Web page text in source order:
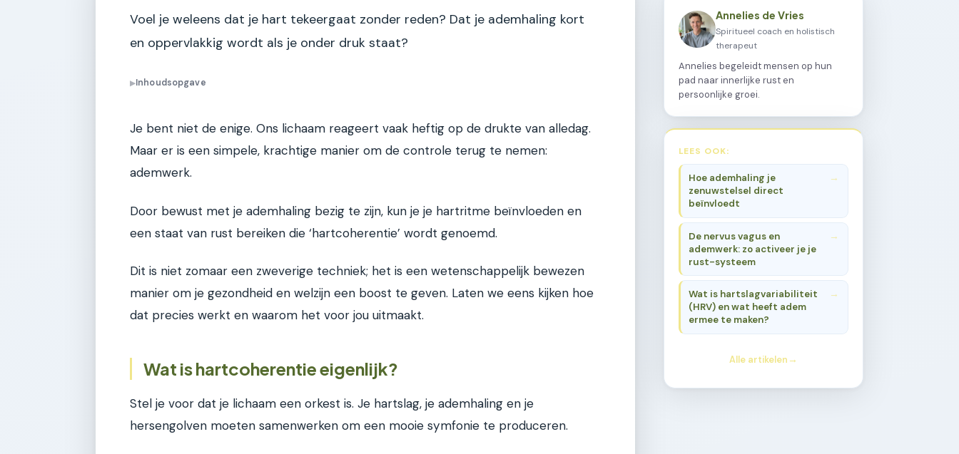
Voel je weleens dat je hart tekeergaat zonder reden? Dat je ademhaling kort
en oppervlakkig wordt als je onder druk staat?
▶Inhoudsopgave
Je bent niet de enige. Ons lichaam reageert vaak heftig op de drukte van alledag.
Maar er is een simpele, krachtige manier om de controle terug te nemen:
ademwerk.
Door bewust met je ademhaling bezig te zijn, kun je je hartritme beïnvloeden en
een staat van rust bereiken die ‘hartcoherentie’ wordt genoemd.
Dit is niet zomaar een zweverige techniek; het is een wetenschappelijk bewezen
manier om je gezondheid en welzijn een boost te geven. Laten we eens kijken hoe
dat precies werkt en waarom het voor jou uitmaakt.
Wat is hartcoherentie eigenlijk?
Stel je voor dat je lichaam een orkest is. Je hartslag, je ademhaling en je
hersengolven moeten samenwerken om een mooie symfonie te produceren.
Annelies de Vries
Spiritueel coach en holistisch
therapeut
Annelies begeleidt mensen op hun
pad naar innerlijke rust en
persoonlijke groei.
LEES OOK:
Hoe ademhaling je
zenuwstelsel direct
beïnvloedt
De nervus vagus en
ademwerk: zo activeer je je
rust-systeem
Wat is hartslagvariabiliteit
(HRV) en wat heeft adem
ermee te maken?
Alle artikelen